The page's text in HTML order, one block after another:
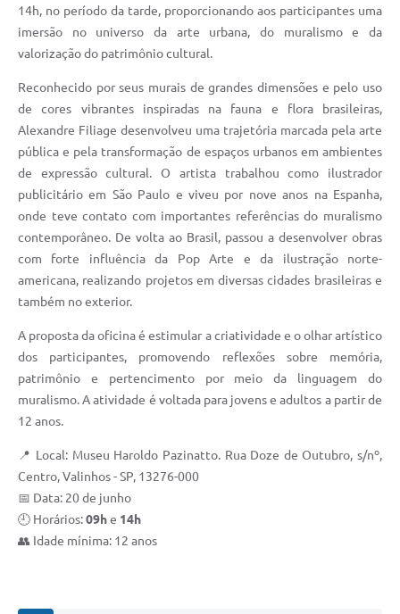
Audiências Públicas
Arquivos para Download
Carta de Serviços
Turismo
Obras
Galeria de Vídeos
Conselhos Municipais
Contas Públicas
Editais
Links
A Prefeitura
Enquete
14h, no período da tarde, proporcionando aos participantes uma
imersão no universo da arte urbana, do muralismo e da
valorização do patrimônio cultural.
Reconhecido por seus murais de grandes dimensões e pelo uso
de cores vibrantes inspiradas na fauna e flora brasileiras,
Alexandre Filiage desenvolveu uma trajetória marcada pela arte
pública e pela transformação de espaços urbanos em ambientes
de expressão cultural. O artista trabalhou como ilustrador
publicitário em São Paulo e viveu por nove anos na Espanha,
onde teve contato com importantes referências do muralismo
contemporâneo. De volta ao Brasil, passou a desenvolver obras
com forte influência da Pop Arte e da ilustração norte-
americana, realizando projetos em diversas cidades brasileiras e
também no exterior.
A proposta da oficina é estimular a criatividade e o olhar artístico
dos participantes, promovendo reflexões sobre memória,
patrimônio e pertencimento por meio da linguagem do
muralismo. A atividade é voltada para jovens e adultos a partir de
12 anos.
📍 Local: Museu Haroldo Pazinatto. Rua Doze de Outubro, s/nº,
Centro, Valinhos - SP, 13276-000
📅 Data: 20 de junho
🕘 Horários:09he 14h
👥 Idade mínima: 12 anos